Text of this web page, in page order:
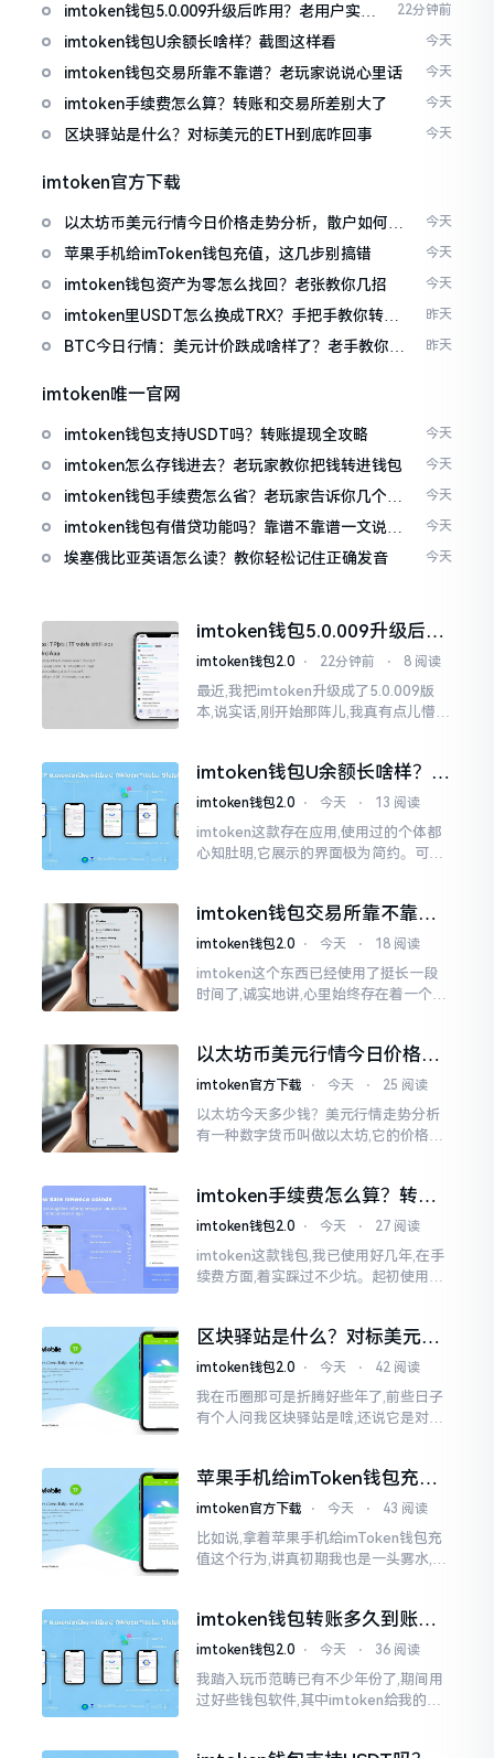
imtoken钱包5.0.009升级后咋用？老用户实测
分享
22分钟前
imtoken钱包U余额长啥样？截图这样看 今天
imtoken钱包交易所靠不靠谱？老玩家说说心里话 今天
imtoken手续费怎么算？转账和交易所差别大了 今天
区块驿站是什么？对标美元的ETH到底咋回事 今天
imtoken官方下载
以太坊币美元行情今日价格走势分析，散户如何避
免追涨杀跌被套牢
今天
苹果手机给imToken钱包充值，这几步别搞错 今天
imtoken钱包资产为零怎么找回？老张教你几招 今天
imtoken里USDT怎么换成TRX？手把手教你转成
波场币
昨天
BTC今日行情：美元计价跌成啥样了？老手教你咋
昨天
imtoken唯一官网
imtoken钱包支持USDT吗？转账提现全攻略 今天
imtoken怎么存钱进去？老玩家教你把钱转进钱包 今天
imtoken钱包手续费怎么省？老玩家告诉你几个实
在招
今天
imtoken钱包有借贷功能吗？靠谱不靠谱一文说清
楚
今天
埃塞俄比亚英语怎么读？教你轻松记住正确发音 今天
imtoken钱包5.0.009升级后咋
用？老用户实测分享
imtoken钱包2.0 ⋅ 22分钟前 ⋅ 8 阅读
最近,我把imtoken升级成了5.0.009版
本,说实话,刚开始那阵儿,我真有点儿懵,
imtoken钱包U余额长啥样？截
图这样看
imtoken钱包2.0 ⋅ 今天 ⋅ 13 阅读
imtoken这款存在应用,使用过的个体都
心知肚明,它展示的界面极为简约。可是,
imtoken钱包交易所靠不靠
谱？老玩家说说心里话
imtoken钱包2.0 ⋅ 今天 ⋅ 18 阅读
imtoken这个东西已经使用了挺长一段
时间了,诚实地讲,心里始终存在着一个疙
这个事情
以太坊币美元行情今日价格走
势分析，散户如何避免追涨杀
imtoken官方下载 ⋅ 今天 ⋅ 25 阅读
以太坊今天多少钱？美元行情走势分析
有一种数字货币叫做以太坊,它的价格走
率出现的一点点波动
imtoken手续费怎么算？转账
和交易所差别大了
imtoken钱包2.0 ⋅ 今天 ⋅ 27 阅读
imtoken这款钱包,我已使用好几年,在手
续费方面,着实踩过不少坑。起初使用时,
明白
区块驿站是什么？对标美元的
ETH到底咋回事
imtoken钱包2.0 ⋅ 今天 ⋅ 42 阅读
我在币圈那可是折腾好些年了,前些日子
有个人问我区块驿站是啥,还说它是对标
找了些资料
苹果手机给imToken钱包充
值，这几步别搞错
imtoken官方下载 ⋅ 今天 ⋅ 43 阅读
比如说,拿着苹果手机给imToken钱包充
值这个行为,讲真初期我也是一头雾水,搞
imtoken钱包转账多久到账？
一文说清楚
imtoken钱包2.0 ⋅ 今天 ⋅ 36 阅读
我踏入玩币范畴已有不少年份了,期间用
过好些钱包软件,其中imtoken给我的整